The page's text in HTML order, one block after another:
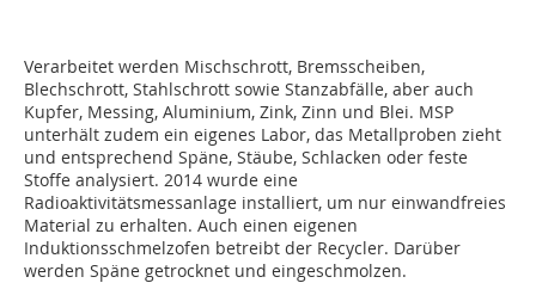
Verarbeitet werden Mischschrott, Bremsscheiben,
Blechschrott, Stahlschrott sowie Stanzabfälle, aber auch
Kupfer, Messing, Aluminium, Zink, Zinn und Blei. MSP
unterhält zudem ein eigenes Labor, das Metallproben zieht
und entsprechend Späne, Stäube, Schlacken oder feste
Stoffe analysiert. 2014 wurde eine
Radioaktivitätsmessanlage installiert, um nur einwandfreies
Material zu erhalten. Auch einen eigenen
Induktionsschmelzofen betreibt der Recycler. Darüber
werden Späne getrocknet und eingeschmolzen.